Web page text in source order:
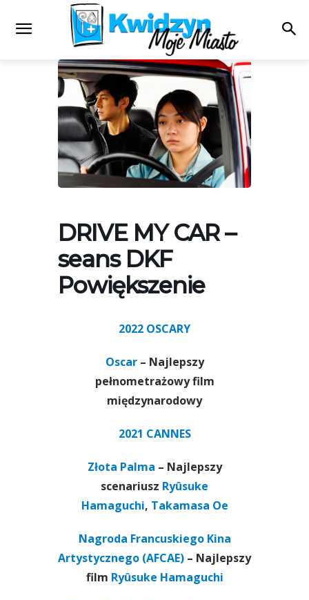
DRIVE MY CAR –
seans DKF
Powiększenie
2022 OSCARY
Oscar – Najlepszy
pełnometrażowy film
międzynarodowy
2021 CANNES
Złota Palma – Najlepszy
scenariusz Ryûsuke
Hamaguchi, Takamasa Oe
Nagroda Francuskiego Kina
Artystycznego (AFCAE) – Najlepszy
film Ryûsuke Hamaguchi